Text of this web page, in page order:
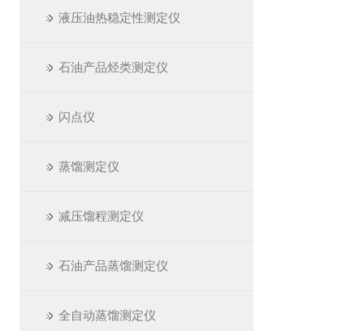
液压油热稳定性测定仪
石油产品烃类测定仪
闪点仪
蒸馏测定仪
减压馏程测定仪
石油产品蒸馏测定仪
全自动蒸馏测定仪